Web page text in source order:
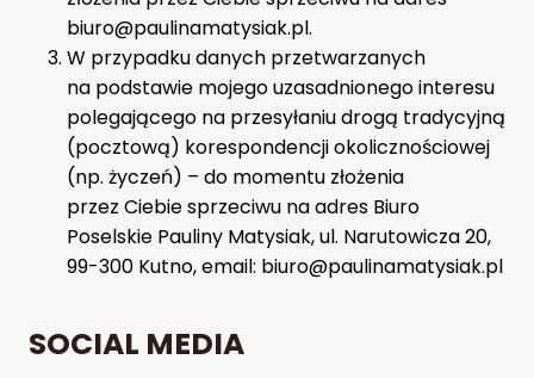
biuro@paulinamatysiak.pl.
W przypadku danych przetwarzanych
na podstawie mojego uzasadnionego interesu
polegającego na przesyłaniu drogą tradycyjną
(pocztową) korespondencji okolicznościowej
(np. życzeń) – do momentu złożenia
przez Ciebie sprzeciwu na adres Biuro
Poselskie Pauliny Matysiak, ul. Narutowicza 20,
99-300 Kutno, email: biuro@paulinamatysiak.pl
SOCIAL MEDIA